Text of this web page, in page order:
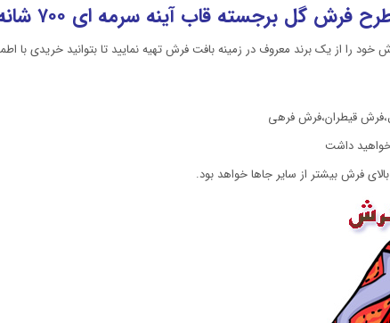
طرح فرش گل برجسته قاب آینه سرمه ای ۷۰۰ شانه:
قیطران،فرش فرهی
خواهید داشت